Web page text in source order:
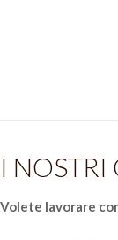
I NOSTRI
Volete lavorare